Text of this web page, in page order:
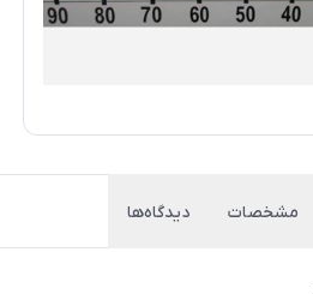
مشخصات دیدگاه‌ها